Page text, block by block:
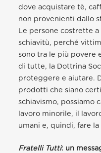
dove acquistare tè,
non provenienti dallo
Le persone costrette
schiavitù, perché
sono tra le più povere
di tutte, la Dottrina
proteggere e aiutare.
prodotti che siano
schiavismo, possiamo
lavoro minorile, il
umani e, quindi, fare
Fratelli Tutti: un